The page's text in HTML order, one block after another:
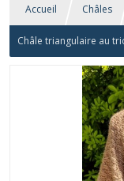
Accueil Châles
Châle triangulaire au
cape en laine, chauffe
pompons ton argile